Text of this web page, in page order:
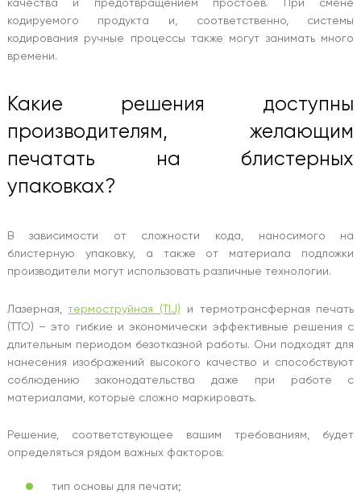
кодируемого продукта и, соответственно, системы
кодирования ручные процессы также могут занимать много
времени.
Какие решения доступны
производителям, желающим
печатать на блистерных
упаковках?
В зависимости от сложности кода, наносимого на
блистерную упаковку, а также от материала подложки
производители могут использовать различные технологии.
Лазерная,термоструйная (TIJ) и термотрансферная печать
(TTO) – это гибкие и экономически эффективные решения с
длительным периодом безотказной работы. Они подходят для
нанесения изображений высокого качество и способствуют
соблюдению законодательства даже при работе с
материалами, которые сложно маркировать.
Решение, соответствующее вашим требованиям, будет
определяться рядом важных факторов:
тип основы для печати;